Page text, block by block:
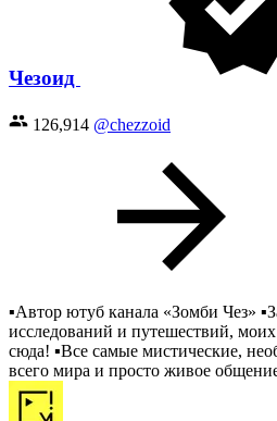
Чезоид
126,914 @chezzoid
▪️Автор ютуб канала «Зомби Чез»
исследований и путешествий,
сюда! ▪️Все самые мистические,
всего мира и просто живое